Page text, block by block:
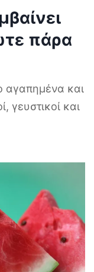
πάρα
αγαπημένα και
γευστικοί και